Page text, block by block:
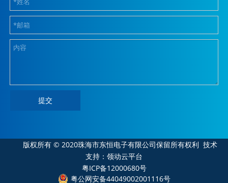
提交
版权所有 © 2020珠海市东恒电子有限公司保留所有权利 技术
支持：领动云平台
粤ICP备12000680号
粤公网安备44049002001116号